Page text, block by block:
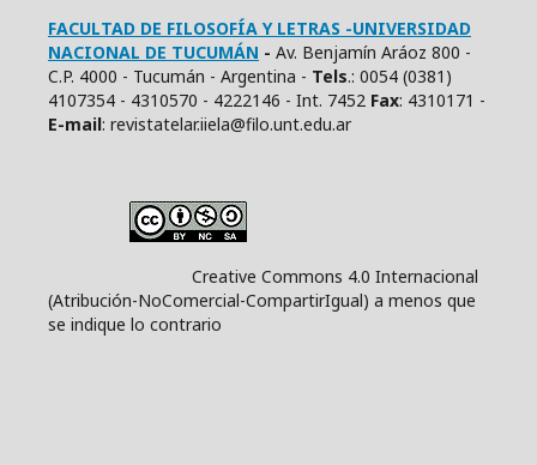
FACULTAD DE FILOSOFÍA Y LETRAS -UNIVERSIDAD
NACIONAL DE TUCUMÁN - Av. Benjamín Aráoz 800 -
C.P. 4000 - Tucumán - Argentina - Tels.: 0054 (0381)
4107354 - 4310570 - 4222146 - Int. 7452 Fax: 4310171 -
E-mail: revistatelar.iiela@filo.unt.edu.ar
Creative Commons 4.0 Internacional
(Atribución-NoComercial-CompartirIgual) a menos que
se indique lo contrario